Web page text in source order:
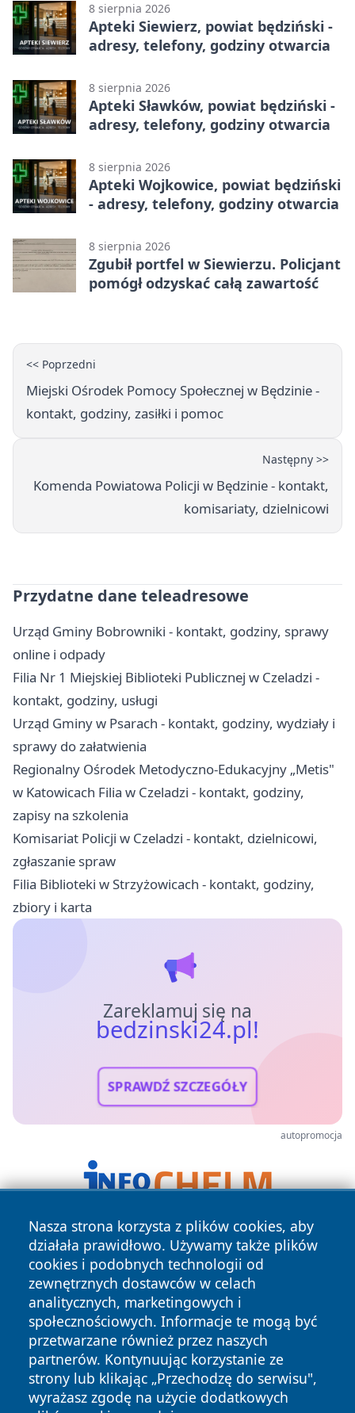
8 sierpnia 2026
Apteki Siewierz, powiat będziński -
adresy, telefony, godziny otwarcia
8 sierpnia 2026
Apteki Sławków, powiat będziński -
adresy, telefony, godziny otwarcia
8 sierpnia 2026
Apteki Wojkowice, powiat będziński
- adresy, telefony, godziny otwarcia
8 sierpnia 2026
Zgubił portfel w Siewierzu. Policjant
pomógł odzyskać całą zawartość
<< Poprzedni
Miejski Ośrodek Pomocy Społecznej w Będzinie -
kontakt, godziny, zasiłki i pomoc
Następny >>
Komenda Powiatowa Policji w Będzinie - kontakt,
komisariaty, dzielnicowi
Przydatne dane teleadresowe
Urząd Gminy Bobrowniki - kontakt, godziny, sprawy
online i odpady
Filia Nr 1 Miejskiej Biblioteki Publicznej w Czeladzi -
kontakt, godziny, usługi
Urząd Gminy w Psarach - kontakt, godziny, wydziały i
sprawy do załatwienia
Regionalny Ośrodek Metodyczno-Edukacyjny „Metis"
w Katowicach Filia w Czeladzi - kontakt, godziny,
zapisy na szkolenia
Komisariat Policji w Czeladzi - kontakt, dzielnicowi,
zgłaszanie spraw
Filia Biblioteki w Strzyżowicach - kontakt, godziny,
zbiory i karta
Zareklamuj się na
bedzinski24.pl!
SPRAWDŹ SZCZEGÓŁY
autopromocja
Nasza strona korzysta z plików cookies, aby
działała prawidłowo. Używamy także plików
cookies i podobnych technologii od
zewnętrznych dostawców w celach
analitycznych, marketingowych i
społecznościowych. Informacje te mogą być
przetwarzane również przez naszych
partnerów. Kontynuując korzystanie ze
strony lub klikając „Przechodzę do serwisu",
wyrażasz zgodę na użycie dodatkowych
Copyright © 2026 bedzinski24.pl Wszystkie prawa
zastrzeżone.
News Autorzy
Polityka
Polityka